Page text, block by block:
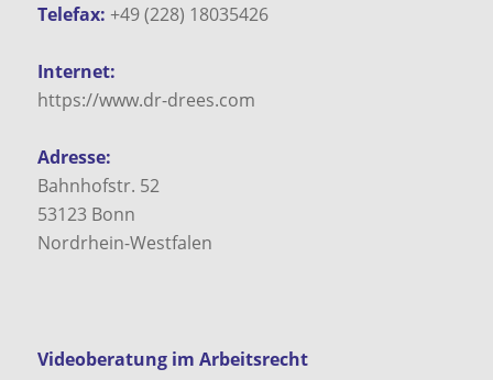
Telefax: +49 (228) 18035426
Internet:
https://www.dr-drees.com
Adresse:
Bahnhofstr. 52
53123Bonn
Nordrhein-Westfalen
Videoberatung im Arbeitsrecht